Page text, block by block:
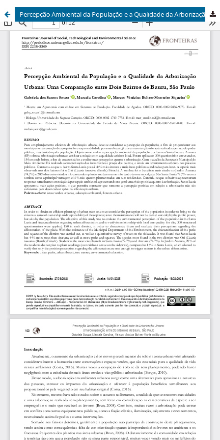
Percepção Ambiental da População e a Qualidade da Arborização Urbana: Uma Comparação entre Dois Bairros de Bauru, São Paulo